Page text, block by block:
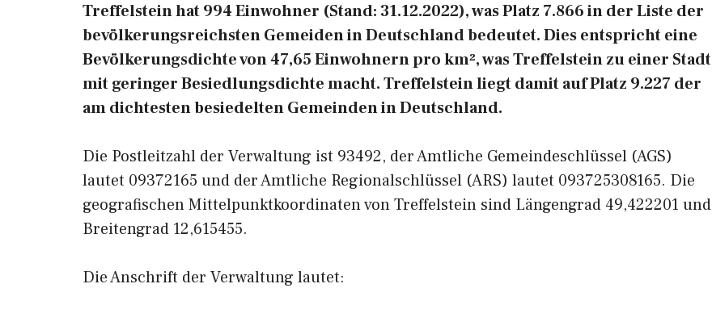
Treffelstein hat 994 Einwohner (Stand: 31.12.2022), was Platz 7.866 in der Liste der
bevölkerungsreichsten Gemeiden in Deutschland bedeutet. Dies entspricht eine
Bevölkerungsdichte von 47,65 Einwohnern pro km², was Treffelstein zu einer Stadt
mit geringer Besiedlungsdichte macht. Treffelstein liegt damit auf Platz 9.227 der
am dichtesten besiedelten Gemeinden in Deutschland.
Die Postleitzahl der Verwaltung ist 93492, der Amtliche Gemeindeschlüssel (AGS)
lautet 09372165 und der Amtliche Regionalschlüssel (ARS) lautet 093725308165. Die
geografischen Mittelpunktkoordinaten von Treffelstein sind Längengrad 49,422201 und
Breitengrad 12,615455.
Die Anschrift der Verwaltung lautet: